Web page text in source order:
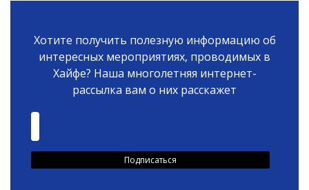
Хотите получить полезную информацию об
интересных мероприятиях, проводимых в
Хайфе? Наша многолетняя интернет-
рассылка вам о них расскажет